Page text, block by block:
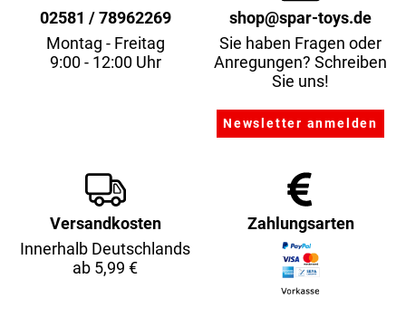
02581 / 78962269
Montag - Freitag
9:00 - 12:00 Uhr
shop@spar-toys.de
Sie haben Fragen oder
Anregungen? Schreiben
Sie uns!
Versandkosten
Innerhalb Deutschlands
ab 5,99 €
Zahlungsarten